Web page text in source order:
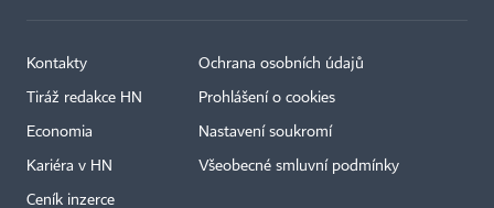
Kontakty
Tiráž redakce HN
Economia
Kariéra v HN
Ceník inzerce
Ochrana osobních údajů
Prohlášení o cookies
Nastavení soukromí
Všeobecné smluvní podmínky